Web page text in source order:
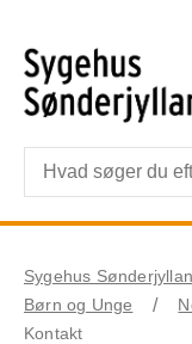
Sygehus
Børn og Unge
Kontakt